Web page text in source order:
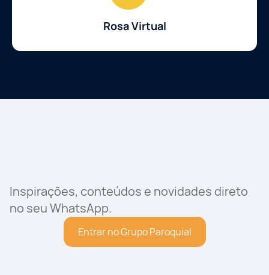
Rosa Virtual
Inspirações, conteúdos e novidades direto
no seu WhatsApp.
Entrar no Grupo Paroquial